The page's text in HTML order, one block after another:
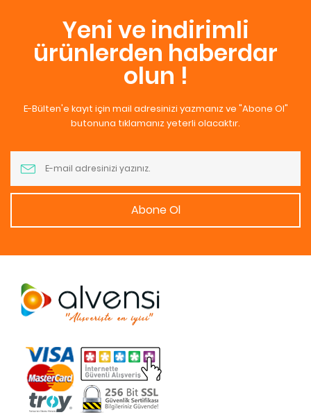
Yeni ve indirimli
ürünlerden haberdar
olun !
E-Bülten'e kayıt için mail adresinizi yazmanız ve "Abone Ol"
butonuna tıklamanız yeterli olacaktır.
Abone Ol